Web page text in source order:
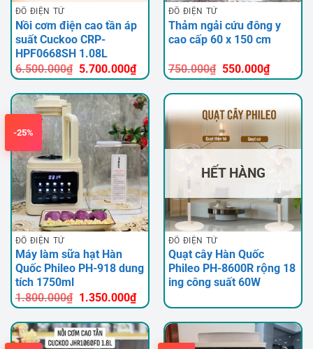
ĐỒ ĐIỆN TỬ
Nồi cơm điện cao tần áp
suất Cuckoo CRP-
HPF0668SH 1.08L
6.500.000₫ Giá
gốc
là:
6.500.000₫.
5.700.000₫Giá
hiện
tại
là:
5.700.000₫.
ĐỒ ĐIỆN TỬ
Thảm ngải cứu đông y
cao cấp 60 x 150 cm
750.000₫ Giá
gốc
là:
550.000₫Giá
hiện
tại
-25%
ĐỒ ĐIỆN TỬ
Máy làm sữa hạt Hàn
Quốc Phileo PH-918 dung
tích 1750ml
1.800.000₫ Giá
gốc
là:
1.800.000₫.
1.350.000₫Giá
hiện
tại
là:
1.350.000₫.
HẾT HÀNG
ĐỒ ĐIỆN TỬ
Quạt cây Hàn Quốc
Phileo PH-8600R rộng 18
ing công suất 60W